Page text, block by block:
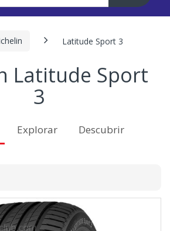
Latitude Sport 3
Latitude Sport
3
Explorar Descubrir